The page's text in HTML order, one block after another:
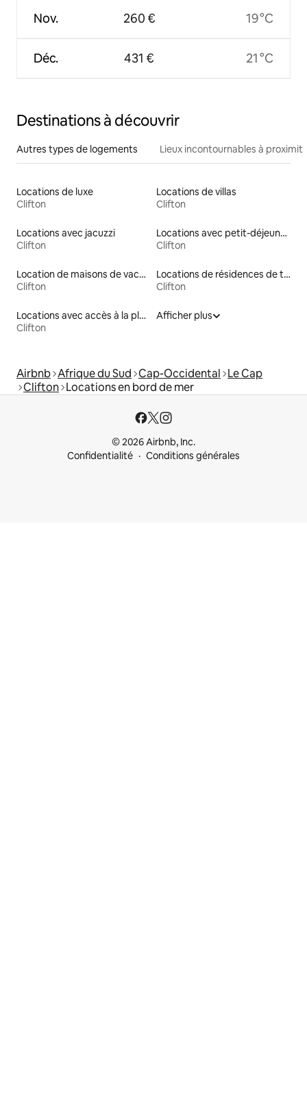
Nov.
Déc.
260 €
431 €
19 °C
21 °C
Destinations à découvrir
Autres types de logements Lieux incontournables à
Locations de luxe
Clifton
Locations de villas
Clifton
Locations avec jacuzzi
Clifton
Locations avec petit-déjeuner
Clifton
Location de maisons de vacances
Clifton
Locations de résidences de tourisme
Clifton
Locations avec accès à la plage
Clifton
Afficher plus
Airbnb Afrique du Sud Cap-Occidental Le Cap
Clifton Locations en bord de mer
© 2026 Airbnb, Inc.
Confidentialité
Conditions générales